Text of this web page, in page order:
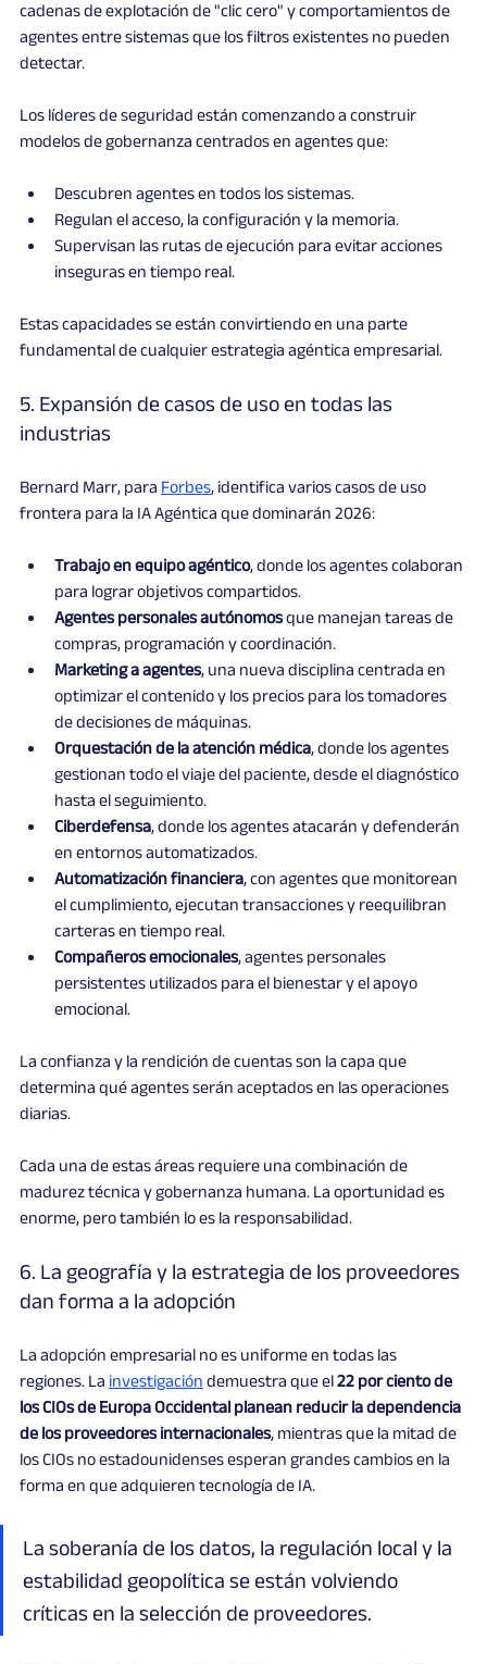
cadenas de explotación de "clic cero" y comportamientos de
agentes entre sistemas que los filtros existentes no pueden
detectar.
Los líderes de seguridad están comenzando a construir
modelos de gobernanza centrados en agentes que:
Descubren agentes en todos los sistemas.
Regulan el acceso, la configuración y la memoria.
Supervisan las rutas de ejecución para evitar acciones
inseguras en tiempo real.
Estas capacidades se están convirtiendo en una parte
fundamental de cualquier estrategia agéntica empresarial.
5. Expansión de casos de uso en todas las
industrias
Bernard Marr, para Forbes, identifica varios casos de uso
frontera para la IA Agéntica que dominarán 2026:
Trabajo en equipo agéntico, donde los agentes colaboran
para lograr objetivos compartidos.
Agentes personales autónomos que manejan tareas de
compras, programación y coordinación.
Marketing a agentes, una nueva disciplina centrada en
optimizar el contenido y los precios para los tomadores
de decisiones de máquinas.
Orquestación de la atención médica, donde los agentes
gestionan todo el viaje del paciente, desde el diagnóstico
hasta el seguimiento.
Ciberdefensa, donde los agentes atacarán y defenderán
en entornos automatizados.
Automatización financiera, con agentes que monitorean
el cumplimiento, ejecutan transacciones y reequilibran
carteras en tiempo real.
Compañeros emocionales, agentes personales
persistentes utilizados para el bienestar y el apoyo
emocional.
La confianza y la rendición de cuentas son la capa que
determina qué agentes serán aceptados en las operaciones
diarias.
Cada una de estas áreas requiere una combinación de
madurez técnica y gobernanza humana. La oportunidad es
enorme, pero también lo es la responsabilidad.
6. La geografía y la estrategia de los proveedores
dan forma a la adopción
La adopción empresarial no es uniforme en todas las
regiones. La investigación demuestra que el 22 por ciento de
los CIOs de Europa Occidental planean reducir la dependencia
de los proveedores internacionales, mientras que la mitad de
los CIOs no estadounidenses esperan grandes cambios en la
forma en que adquieren tecnología de IA.
La soberanía de los datos, la regulación local y la
estabilidad geopolítica se están volviendo
críticas en la selección de proveedores.